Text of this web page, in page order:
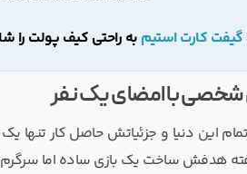
گیفت کارت استیم به راحتی کیف پولت را
با امضای یک نفر
ساخت یک بازی ساده اما